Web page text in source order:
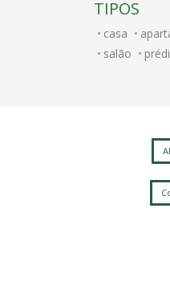
TIPOS
casa
salão